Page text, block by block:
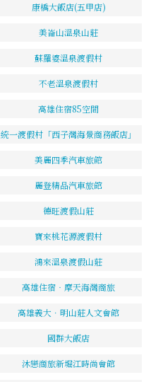
康橋大飯店(五甲店)
美崙山溫泉山莊
蘇羅婆溫泉渡假村
不老溫泉渡假村
高雄住宿85空間
統一渡假村「西子灣海景商務飯店」
美麗四季汽車旅館
麗登精品汽車旅館
德旺渡假山莊
寶來桃花源渡假村
鴻來溫泉渡假山莊
高雄住宿‧摩天海灣商旅
高雄義大．明山莊人文會館
國群大飯店
沐戀商旅新堀江時尚會館